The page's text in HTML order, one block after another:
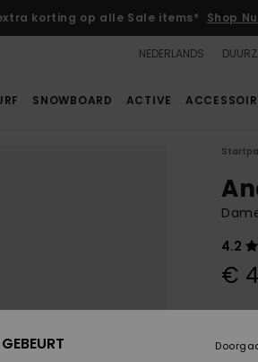
korting op alle Sale items* Shop Nu
NEDERLANDS
SNOWBOARD ACTIVE
4.2
€